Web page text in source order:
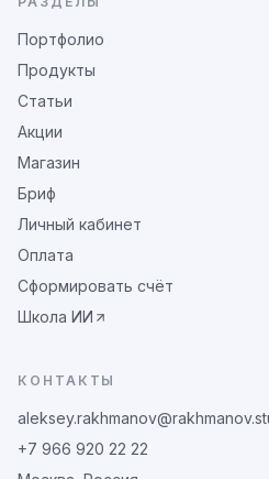
Портфолио
Продукты
Статьи
Акции
Магазин
Бриф
Личный кабинет
Оплата
Сформировать счёт
Школа ИИ
КОНТАКТЫ
+7 966 920 22 22